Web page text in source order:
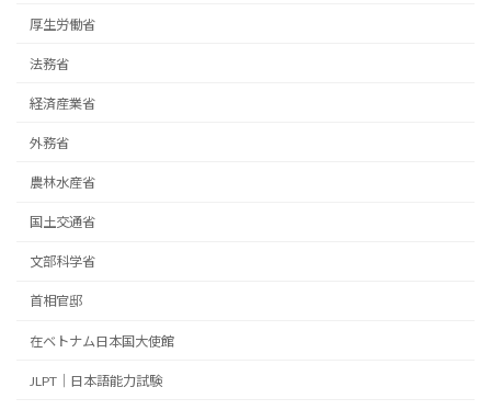
厚生労働省
法務省
経済産業省
外務省
農林水産省
国土交通省
文部科学省
首相官邸
在ベトナム日本国大使館
JLPT｜日本語能力試験